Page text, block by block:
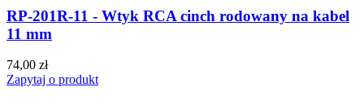
RP-201R-11 - Wtyk RCA cinch rodowany na kabel
11 mm
74,00 zł
Zapytaj o produkt